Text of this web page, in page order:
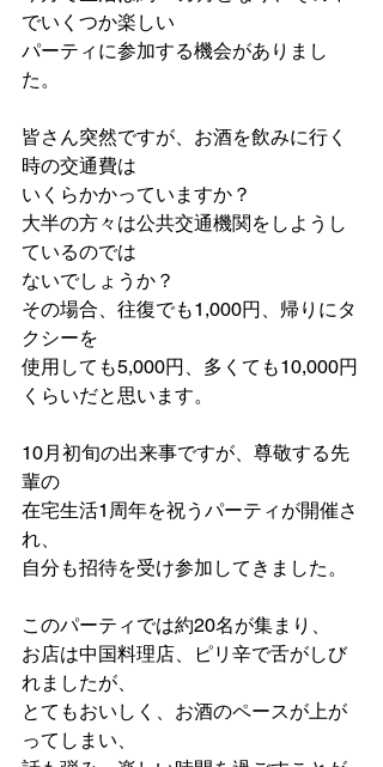
でいくつか楽しい
パーティに参加する機会がありまし
た。
皆さん突然ですが、お酒を飲みに行く
時の交通費は
いくらかかっていますか？
大半の方々は公共交通機関をしようし
ているのでは
ないでしょうか？
その場合、往復でも1,000円、帰りにタ
クシーを
使用しても5,000円、多くても10,000円
くらいだと思います。
10月初旬の出来事ですが、尊敬する先
輩の
在宅生活1周年を祝うパーティが開催さ
れ、
自分も招待を受け参加してきました。
このパーティでは約20名が集まり、
お店は中国料理店、ピリ辛で舌がしび
れましたが、
とてもおいしく、お酒のペースが上が
ってしまい、